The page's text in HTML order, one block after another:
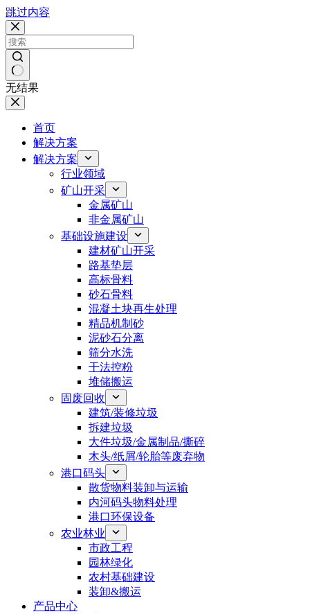
跳过内容
无结果
首页
解决方案
解决方案
行业领域
矿山开采
金属矿山
非金属矿山
基础设施建设
建材矿山开采
路基垫层
高标骨料
砂石骨料
混凝土块再生处理
精品机制砂
泥砂石分离
筛分水洗
干法控粉
堆储搬运
固废回收
建筑/装修垃圾
拆建垃圾
大件垃圾/金属制品/撕碎
木头/纸屑/轮胎等废弃物
港口码头
散货物料装卸与运输
内河码头物料处理
港口环保设备
农业林业
市政工程
园林绿化
农村基础建设
装卸&搬运
产品中心